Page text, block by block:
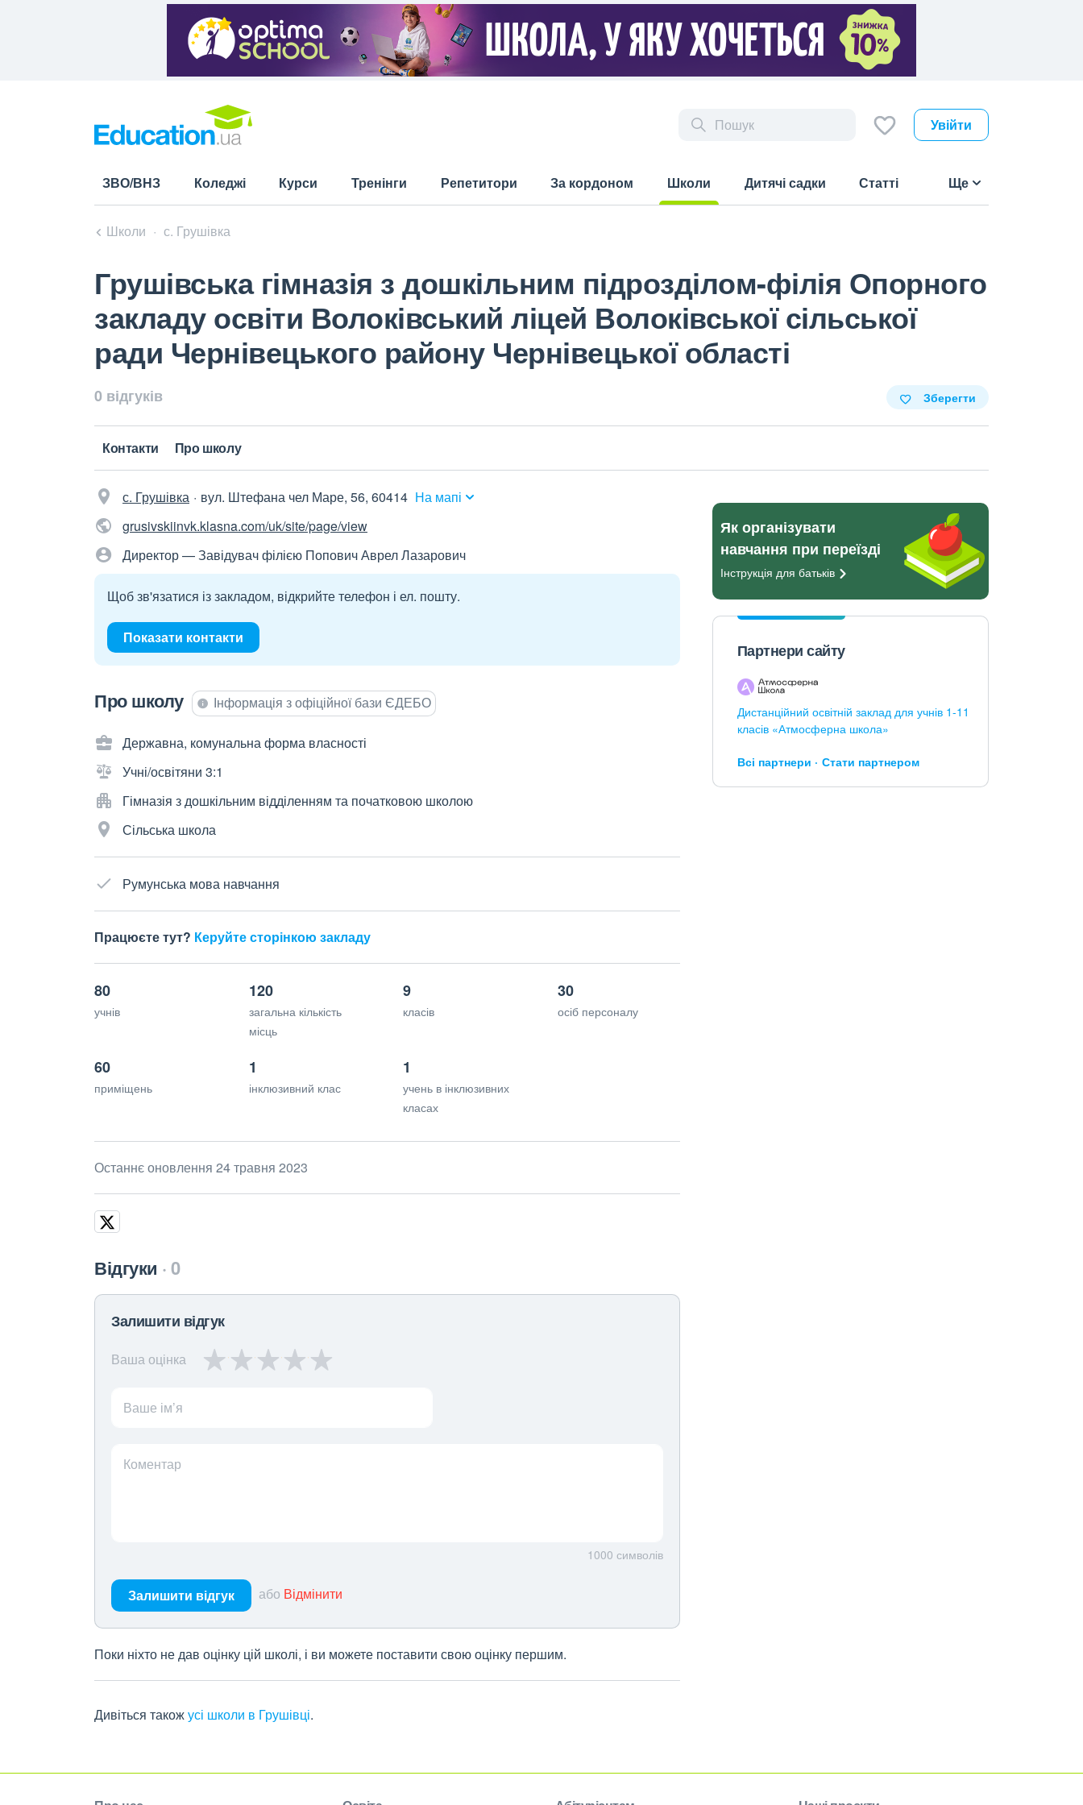
Увійти
ЗВО/ВНЗ Коледжі Курси Тренінги Репетитори За кордоном
Школи
Дитячі садки Статті Ще
Школи с. Грушівка
Грушівська гімназія з дошкільним підрозділом-філія Опорного
закладу освіти Волоківський ліцей Волоківської сільської
ради Чернівецького району Чернівецької області
0 відгуків Зберегти
Контакти Про школу
с. Грушівка вул. Штефана чел Маре, 56, 60414 На мапі
grusivskiinvk.klasna.com/uk/site/page/view
Директор — Завідувач філією Попович Аврел Лазарович
Щоб зв'язатися із закладом, відкрийте телефон і ел. пошту.
Показати контакти
Про школу Інформація з офіційної бази ЄДЕБО
Державна, комунальна форма власності
Учні/освітяни 3:1
Гімназія з дошкільним відділенням та початковою школою
Сільська школа
Румунська мова навчання
Працюєте тут? Керуйте сторінкою закладу
80
учнів
120
загальна кількість
місць
9
класів
30
осіб персоналу
60
приміщень
1
інклюзивний клас
1
учень в інклюзивних
класах
Останнє оновлення 24 травня 2023
Відгуки 0
Залишити відгук
Ваша оцінка
Ваше ім’я
Коментар
1000 символів
Залишити відгук або Відмінити
Поки ніхто не дав оцінку цій школі, і ви можете поставити свою оцінку першим.
Дивіться такожусі школи в Грушівці.
Як організувати
навчання при переїзді
Інструкція для батьків
Партнери сайту
Дистанційний освітній заклад для учнів 1-11
класів «Атмосферна школа»
Всі партнери Стати партнером